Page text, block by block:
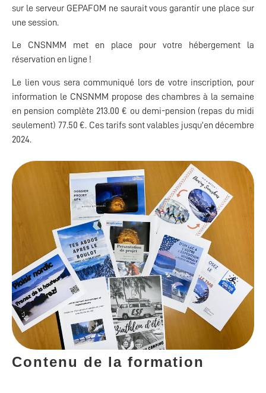
sur le serveur GEPAFOM ne saurait vous garantir une place sur
une session.
Le CNSNMM met en place pour votre hébergement la
réservation en ligne !
Le lien vous sera communiqué lors de votre inscription, pour
information le CNSNMM propose des chambres à la semaine
en pension complète 213.00 € ou demi-pension (repas du midi
seulement) 77.50 €. Ces tarifs sont valables jusqu’en décembre
2024.
Contenu de la formation